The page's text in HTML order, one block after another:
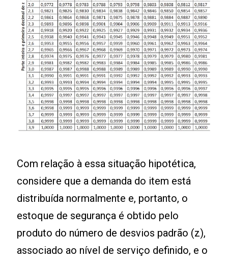
Com relação à essa situação hipotética,
considere que a demanda do item está
distribuída normalmente e, portanto, o
estoque de segurança é obtido pelo
produto do número de desvios padrão (z),
associado ao nível de serviço definido, e o